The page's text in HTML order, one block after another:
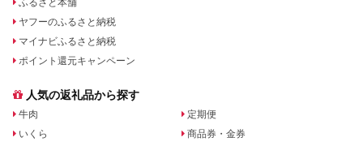
ふるさと本舗
ヤフーのふるさと納税
マイナビふるさと納税
ポイント還元キャンペーン
人気の返礼品から探す
牛肉
いくら
定期便
商品券・金券